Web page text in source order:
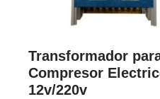
Transformador
Compresor
12v/220v